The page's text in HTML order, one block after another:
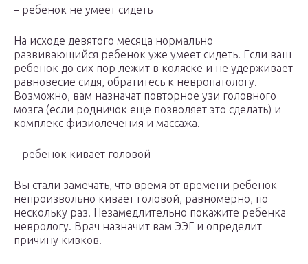
– ребенок не умеет сидеть
На исходе девятого месяца нормально
развивающийся ребенок уже умеет сидеть. Если ваш
ребенок до сих пор лежит в коляске и не удерживает
равновесие сидя, обратитесь к невропатологу.
Возможно, вам назначат повторное узи головного
мозга (если родничок еще позволяет это сделать) и
комплекс физиолечения и массажа.
– ребенок кивает головой
Вы стали замечать, что время от времени ребенок
непроизвольно кивает головой, равномерно, по
нескольку раз. Незамедлительно покажите ребенка
неврологу. Врач назначит вам ЭЭГ и определит
причину кивков.